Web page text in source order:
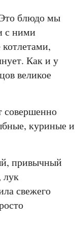
блюдо мы
с ними
Как и у
великое
совершенно
куриные и
привычный
лук
свежего